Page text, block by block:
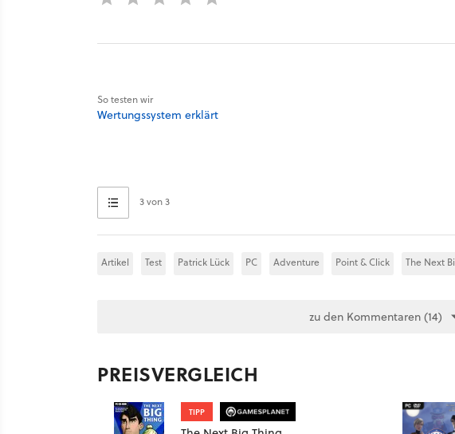
So testen wir
Wertungssystem erklärt
3 von 3
Artikel Test Patrick Lück PC Adventure Point & Click The Next
zu den Kommentaren (14)
PREISVERGLEICH
TIPP